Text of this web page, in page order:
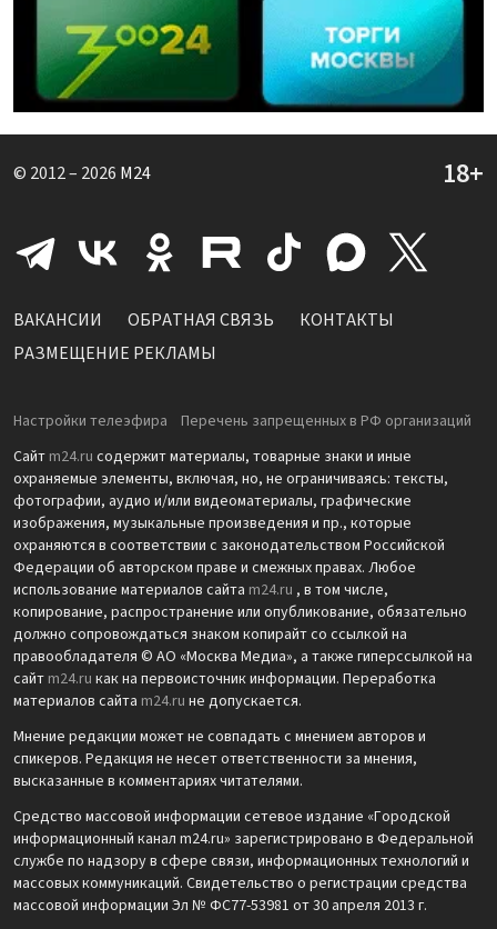
© 2012 – 2026 M24
ВАКАНСИИ ОБРАТНАЯ СВЯЗЬ
КОНТАКТЫ
РАЗМЕЩЕНИЕ РЕКЛАМЫ
Настройки телеэфира
Перечень запрещенных в РФ организаций
Сайт m24.ru содержит материалы, товарные знаки и иные
охраняемые элементы, включая, но, не ограничиваясь: тексты,
фотографии, аудио и/или видеоматериалы, графические
изображения, музыкальные произведения и пр., которые
охраняются в соответствии с законодательством Российской
Федерации об авторском праве и смежных правах. Любое
использование материалов сайта m24.ru , в том числе,
копирование, распространение или опубликование, обязательно
должно сопровождаться знаком копирайт со ссылкой на
правообладателя © АО «Москва Медиа», а также гиперссылкой на
сайт m24.ru как на первоисточник информации. Переработка
материалов сайта m24.ru не допускается.
Мнение редакции может не совпадать с мнением авторов и
спикеров. Редакция не несет ответственности за мнения,
высказанные в комментариях читателями.
Средство массовой информации сетевое издание «Городской
информационный канал m24.ru» зарегистрировано в Федеральной
службе по надзору в сфере связи, информационных технологий и
массовых коммуникаций. Свидетельство о регистрации средства
массовой информации Эл № ФС77-53981 от 30 апреля 2013 г.